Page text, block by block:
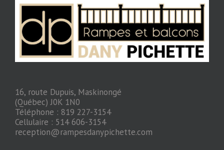
16, route Dupuis, Maskinongé
(Québec) J0K 1N0
Téléphone : 819 227-3154
Cellulaire : 514 606-3154
reception@rampesdanypichette.com